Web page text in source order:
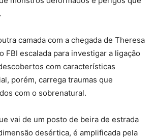
camada com a chegada de Theresa
FBI escalada para investigar a ligação
com características
porém, carrega traumas que
com o sobrenatural.
vai de um posto de beira de estrada
desértica, é amplificada pela